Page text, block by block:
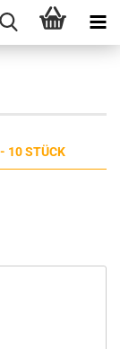
10 STÜCK